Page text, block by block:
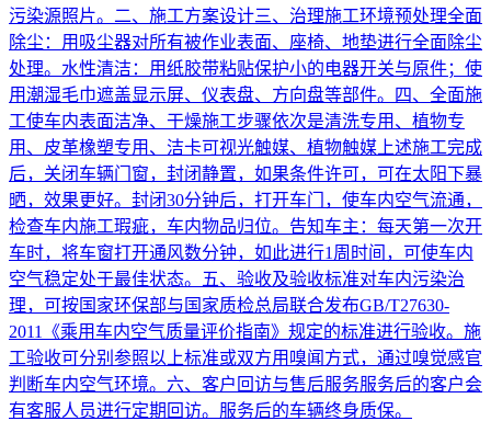
污染源照片。二、施工方案设计三、治理施工环境预处理全面
除尘：用吸尘器对所有被作业表面、座椅、地垫进行全面除尘
处理。水性清洁：用纸胶带粘贴保护小的电器开关与原件；使
用潮湿毛巾遮盖显示屏、仪表盘、方向盘等部件。四、全面施
工使车内表面洁净、干燥施工步骤依次是清洗专用、植物专
用、皮革橡塑专用、洁卡可视光触媒、植物触媒上述施工完成
后，关闭车辆门窗，封闭静置，如果条件许可，可在太阳下暴
晒，效果更好。封闭30分钟后，打开车门，使车内空气流通，
检查车内施工瑕疵，车内物品归位。告知车主：每天第一次开
车时，将车窗打开通风数分钟，如此进行1周时间，可使车内
空气稳定处于最佳状态。五、验收及验收标准对车内污染治
理，可按国家环保部与国家质检总局联合发布GB/T27630-
2011《乘用车内空气质量评价指南》规定的标准进行验收。施
工验收可分别参照以上标准或双方用嗅闻方式，通过嗅觉感官
判断车内空气环境。六、客户回访与售后服务服务后的客户会
有客服人员进行定期回访。服务后的车辆终身质保。